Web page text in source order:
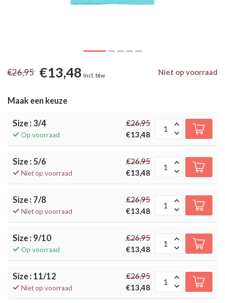
€26,95 €13,48 Incl. btw Niet op voorraad
Maak een keuze
Size : 3/4
Op voorraad
€26,95
€13,48
Size : 5/6
Niet op voorraad
€26,95
€13,48
Size : 7/8
Niet op voorraad
€26,95
€13,48
Size : 9/10
Op voorraad
€26,95
€13,48
Size : 11/12
Niet op voorraad
€26,95
€13,48